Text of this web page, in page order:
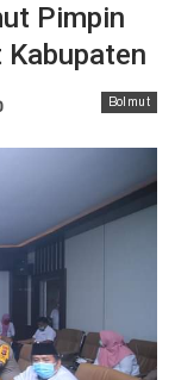
Pimpin
Kabupaten
Bolmut